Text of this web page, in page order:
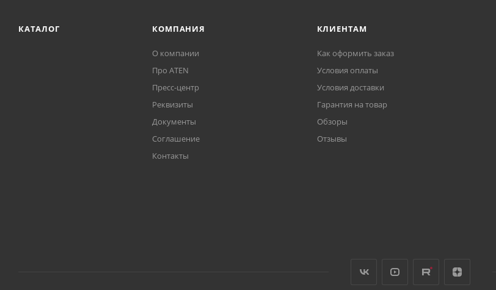
КАТАЛОГ КОМПАНИЯ
О компании
Про ATEN
Пресс-центр
Реквизиты
Документы
Соглашение
Контакты
КЛИЕНТАМ
Как оформить заказ
Условия оплаты
Условия доставки
Гарантия на товар
Обзоры
Отзывы